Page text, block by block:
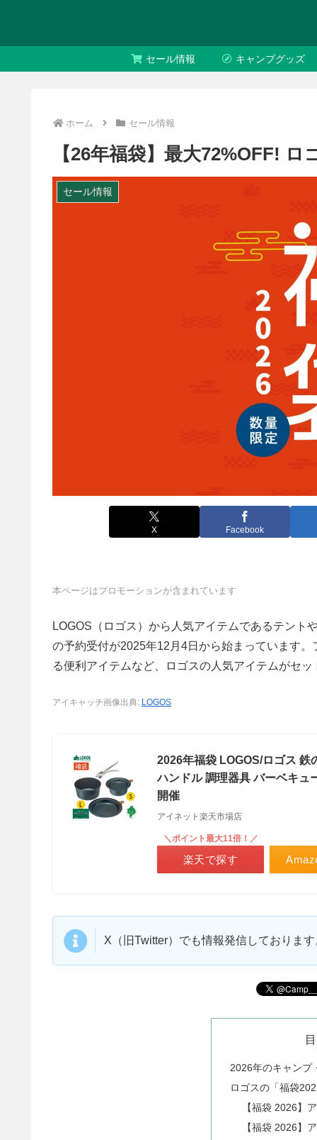
セール情報 キャンプグッズ
ホーム セール情報
【26年福袋】最大72%OFF! ロ
セール情報
X Facebook
本ページはプロモーションが含まれています
LOGOS（ロゴス）から人気アイテムであるテント
の予約受付が2025年12月4日から始まっています
る便利アイテムなど、ロゴスの人気アイテムがセ
アイキャッチ画像出典: LOGOS
2026年福袋 LOGOS/ロゴス
ハンドル 調理器具 バーベキュ
開催
アイネット楽天市場店
＼ポイント最大11倍！／
楽天で探す
X（旧Twitter）でも情報発信しておりま
2026年のキャンプ
ロゴスの「福袋
【福袋 2026】
【福袋 2026】